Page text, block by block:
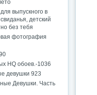
выпускного в
детский
без тебя
фотография
HQ обоев.-1036
девушки 923
Девушки. Часть